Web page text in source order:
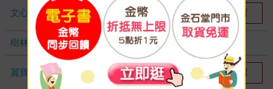
文心店 1 我要預留
樹林店 無庫存
麗寶店 1 我要預留